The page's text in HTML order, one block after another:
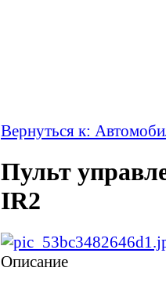
Вернуться к:
Пульт
IR2
Описание